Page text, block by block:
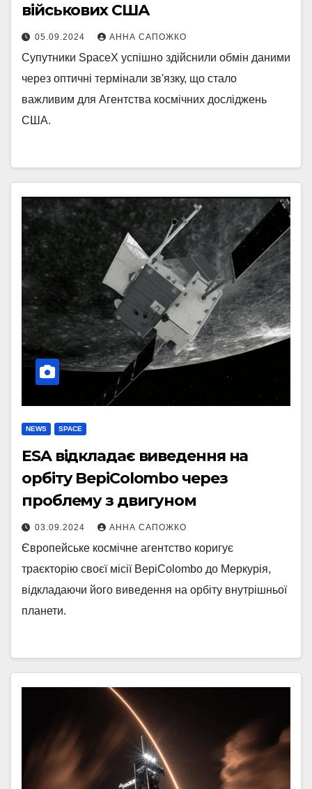
військових США
05.09.2024 АННА САПОЖКО
Супутники SpaceX успішно здійснили обмін даними
через оптичні термінали зв'язку, що стало
важливим для Агентства космічних досліджень
США.
NEWS SPACE
ESA відкладає виведення на
орбіту BepiColombo через
проблему з двигуном
03.09.2024 АННА САПОЖКО
Європейське космічне агентство коригує
траєкторію своєї місії BepiColombo до Меркурія,
відкладаючи його виведення на орбіту внутрішньої
планети.